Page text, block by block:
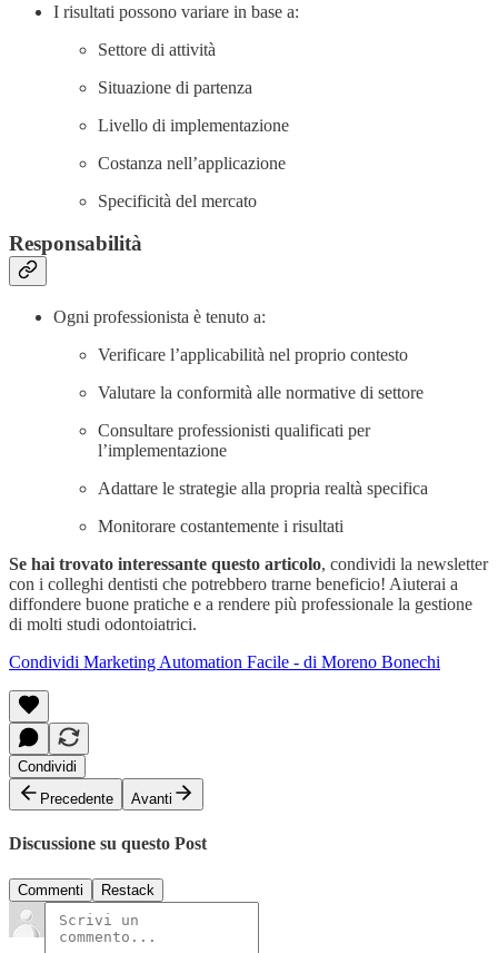
I risultati possono variare in base a:
Settore di attività
Situazione di partenza
Livello di implementazione
Costanza nell’applicazione
Specificità del mercato
Responsabilità
Ogni professionista è tenuto a:
Verificare l’applicabilità nel proprio contesto
Valutare la conformità alle normative di settore
Consultare professionisti qualificati per
l’implementazione
Adattare le strategie alla propria realtà specifica
Monitorare costantemente i risultati
Se hai trovato interessante questo articolo, condividi la newsletter
con i colleghi dentisti che potrebbero trarne beneficio! Aiuterai a
diffondere buone pratiche e a rendere più professionale la gestione
di molti studi odontoiatrici.
Condividi Marketing Automation Facile - di Moreno Bonechi
Condividi
Precedente
Avanti
Discussione su questo Post
Commenti Restack